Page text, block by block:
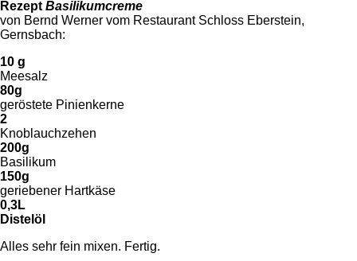
Rezept Basilikumcreme
von Bernd Werner vom Restaurant Schloss Eberstein,
Gernsbach:
10 g
Meesalz
80g
geröstete Pinienkerne
2
Knoblauchzehen
200g
Basilikum
150g
geriebener Hartkäse
0,3L
Distelöl
Alles sehr fein mixen. Fertig.